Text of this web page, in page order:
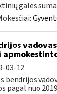
galės
03-12
bendrijos
nuo